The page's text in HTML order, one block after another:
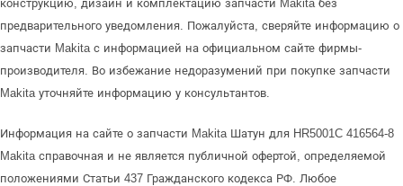
конструкцию, дизайн и комплектацию запчасти Makita без
предварительного уведомления. Пожалуйста, сверяйте информацию о
запчасти Makita с информацией на официальном сайте фирмы-
производителя. Во избежание недоразумений при покупке запчасти
Makita уточняйте информацию у консультантов.
Информация на сайте о запчасти Makita Шатун для HR5001C 416564-8
Makita справочная и не является публичной офертой, определяемой
положениями Статьи 437 Гражданского кодекса РФ. Любое